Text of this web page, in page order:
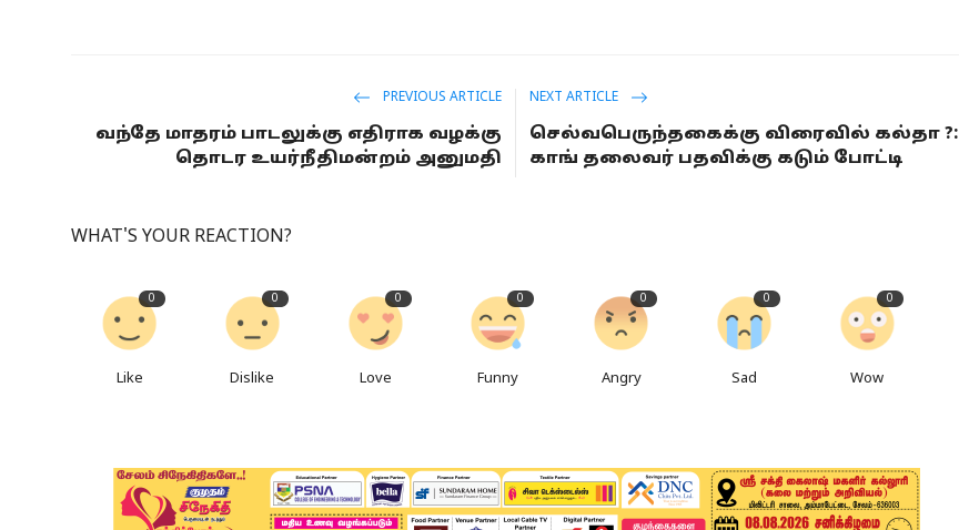
PREVIOUS ARTICLE
வந்தே மாதரம் பாடலுக்கு எதிராக வழக்கு
தொடர உயர்நீதிமன்றம் அனுமதி
NEXT ARTICLE
செல்வபெருந்தகைக்கு விரைவில் கல்தா ?:
காங் தலைவர் பதவிக்கு கடும் போட்டி
WHAT'S YOUR REACTION?
0
Like
0
Dislike
0
Love
0
Funny
0
Angry
0
Sad
0
Wow